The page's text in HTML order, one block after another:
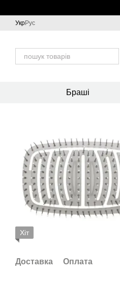
УкрРус
Браші
Хіт
Доставка Оплата